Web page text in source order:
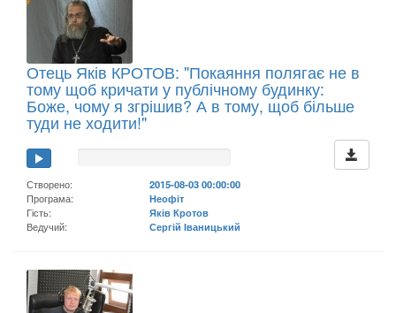
Отець Яків КРОТОВ: "Покаяння полягає не в
тому щоб кричати у публічному будинку:
Боже, чому я згрішив? А в тому, щоб більше
туди не ходити!"
Створено:
2015-08-03 00:00:00
Програма:
Неофіт
Гість:
Яків Кротов
Ведучий:
Сергій Іваницький